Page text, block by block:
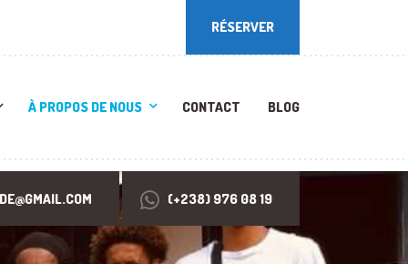
RÉSERVER
À PROPOS DE NOUS CONTACT BLOG
(+238) 976 08 19